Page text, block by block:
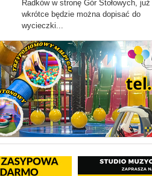
Radków w stronę Gór Stołowych, już
wkrótce będzie można dopisać do
wycieczki...